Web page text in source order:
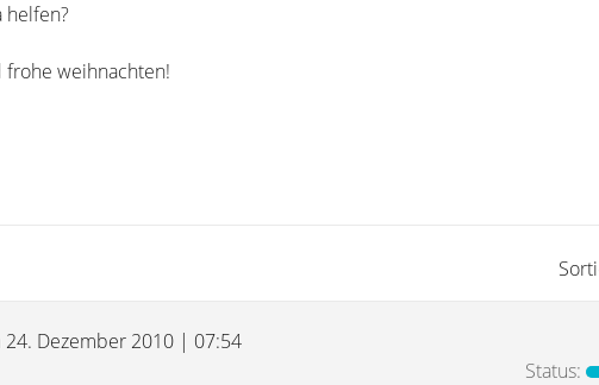
weihnachten!
24. Dezember 2010 | 07:54
Status: